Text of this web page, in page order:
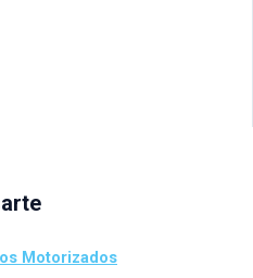
Motorizados